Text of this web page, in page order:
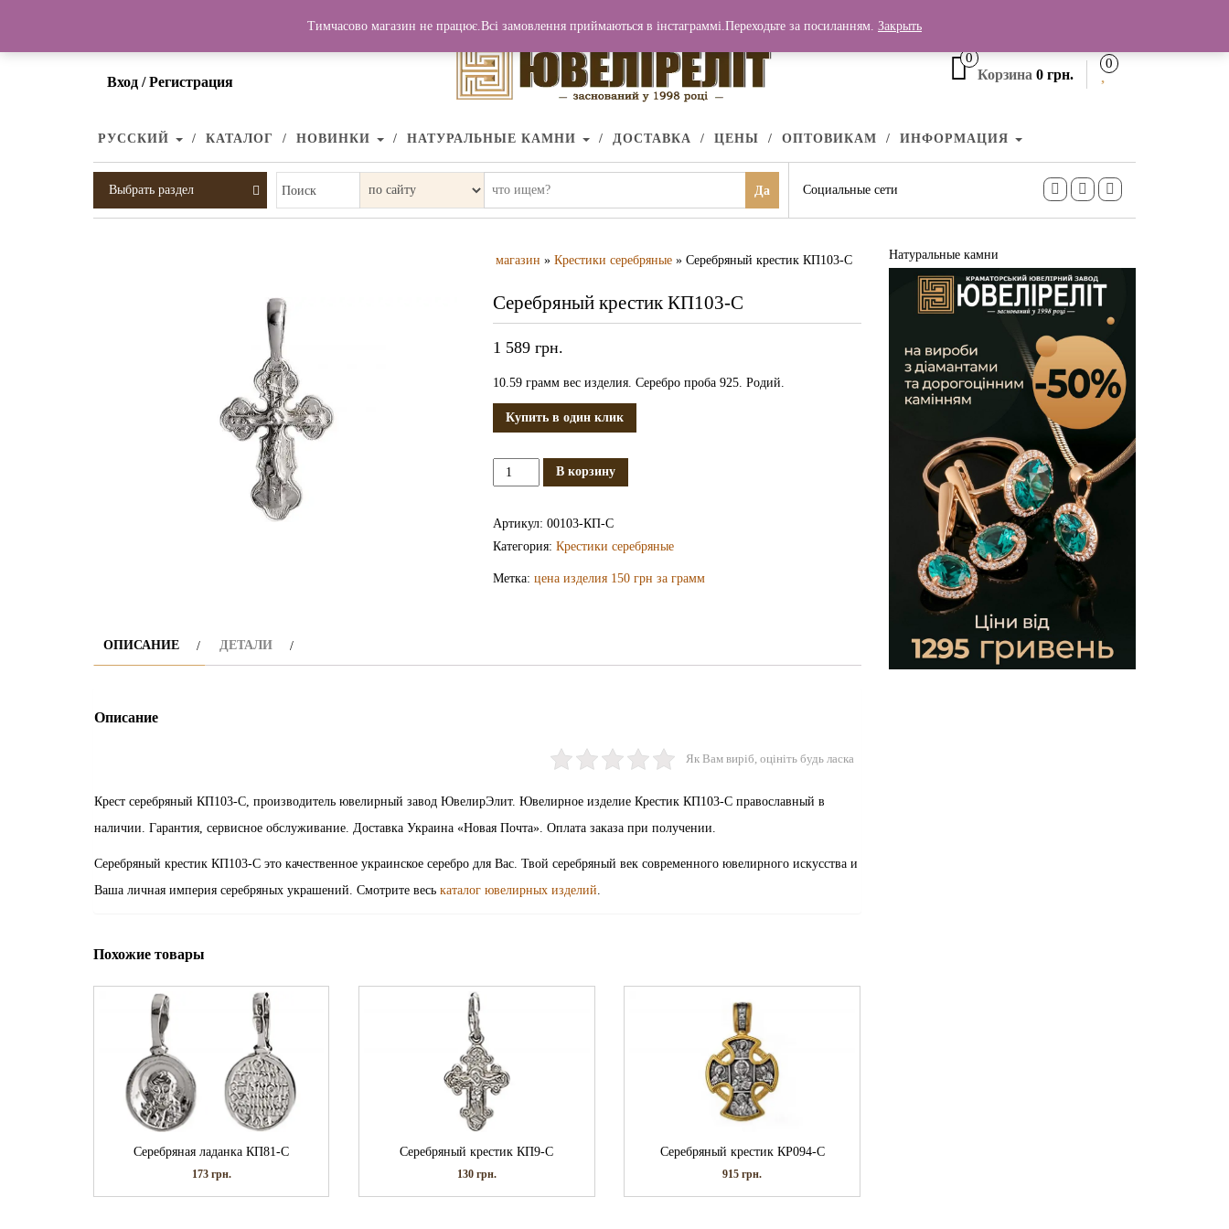
Вход / Регистрация
0
Корзина 0 грн.
0
РУССКИЙ КАТАЛОГ НОВИНКИ НАТУРАЛЬНЫЕ КАМНИ ДОСТАВКА ЦЕНЫ ОПТОВИКАМ ИНФОРМАЦИЯ
Выбрать раздел Поиск Да Социальные сети
магазин » Крестики серебряные » Серебряный крестик КП103-С
Серебряный крестик КП103-С
1 589 грн.
10.59 грамм вес изделия. Серебро проба 925. Родий.
Купить в один клик
Количество
Серебряный
В корзину
Артикул: 00103-КП-С
Категория: Крестики серебряные
Метка: цена изделия 150 грн за грамм
ОПИСАНИЕ ДЕТАЛИ
Описание
Як Вам виріб, оцініть будь ласка
Крест серебряный КП103-С, производитель ювелирный завод ЮвелирЭлит. Ювелирное изделие Крестик КП103-С православный в
наличии. Гарантия, сервисное обслуживание. Доставка Украина «Новая Почта». Оплата заказа при получении.
Серебряный крестик КП103-С это качественное украинское серебро для Вас. Твой серебряный век современного ювелирного искусства и
Ваша личная империя серебряных украшений. Смотрите весь каталог ювелирных изделий.
Похожие товары
Серебряная ладанка КП81-С
173 грн.
Серебряный крестик КП9-С
130 грн.
Серебряный крестик КР094-С
915грн.
Натуральные камни
Тимчасово магазин не працює.Всі замовлення приймаються в інстаграммі.Переходьте за посиланням. Закрыть